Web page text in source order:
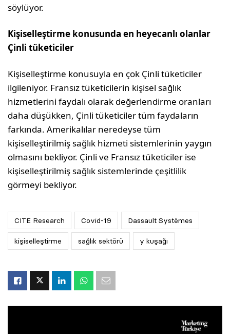
söylüyor.
Kişiselleştirme konusunda en heyecanlı olanlar
Çinli tüketiciler
Kişiselleştirme konusuyla en çok Çinli tüketiciler
ilgileniyor. Fransız tüketicilerin kişisel sağlık
hizmetlerini faydalı olarak değerlendirme oranları
daha düşükken, Çinli tüketiciler tüm faydaların
farkında. Amerikalılar neredeyse tüm
kişiselleştirilmiş sağlık hizmeti sistemlerinin yaygın
olmasını bekliyor. Çinli ve Fransız tüketiciler ise
kişiselleştirilmiş sağlık sistemlerinde çeşitlilik
görmeyi bekliyor.
CITE Research Covid-19 Dassault Systèmes
kişiselleştirme sağlık sektörü y kuşağı